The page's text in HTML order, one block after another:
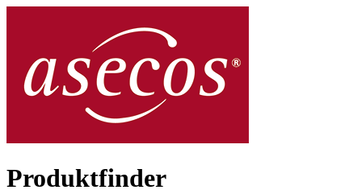
Produktfinder